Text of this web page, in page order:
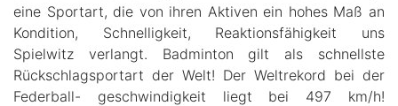
eine Sportart, die von ihren Aktiven ein hohes Maß an
Kondition, Schnelligkeit, Reaktionsfähigkeit uns
Spielwitz verlangt. Badminton gilt als schnellste
Rückschlagsportart der Welt! Der Weltrekord bei der
Federball- geschwindigkeit liegt bei 497 km/h!